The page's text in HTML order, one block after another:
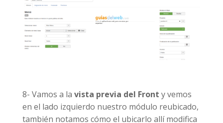
8- Vamos a la vista previa del Front y vemos
en el lado izquierdo nuestro módulo reubicado,
también notamos cómo el ubicarlo allí modifica